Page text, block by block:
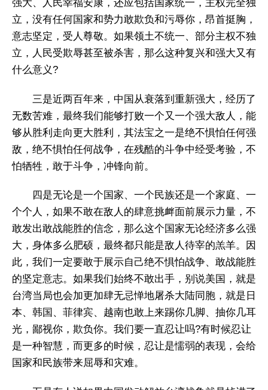
强大、人民幸福安康，还应包括国家统一，主权完全独
立，没有任何国家和势力敢欺负和污辱你，昂首挺胸，
意志坚定，受人尊敬。如果领土不统一、部分主权不独
立，人民受欺辱甚至被杀害，那么这种复兴和强大又有
什么意义?
三是近两百年来，中国从衰落到重新强大，经历了
无数苦难，最终我们能够打败一个又一个强大敌人，能
够从胜利走向更大胜利，其法宝之一是绝不惧怕任何强
敌，绝不惧怕任何战争，在残酷的斗争中经受考验，不
怕牺牲，敢于斗争，冲锋向前。
四是无论是一个国家、一个民族还是一个家庭、一
个个人，如果不敢在敌人的肆意挑衅面前展示力量，不
敢发出敢战能胜的信念，那么这个国家无论经济多么强
大，身体多么肥硕，最终都只能是敌人待宰的羔羊。因
此，我们一定要敢于展示自己绝不惧怕战争、敢战能胜
的坚定意志。如果我们始终不敢出手，别说美国，就是
台湾当局也会加更加肆无忌惮地屠杀大陆同胞，就是日
本、韩国、菲律宾、越南也敢上来踢你几脚、抽你几耳
光，鄙视你，欺负你。我们要一直忍让吗?有时候忍让
是一种智慧，而更多的时候，忍让是懦弱的表现，会给
国家和民族带来屈辱和灾难。